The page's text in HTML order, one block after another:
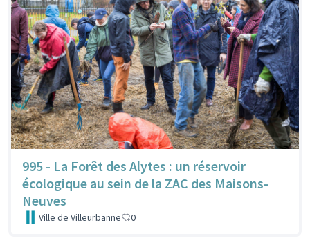
995 - La Forêt des Alytes : un réservoir
écologique au sein de la ZAC des Maisons-
Neuves
Ville de Villeurbanne 0